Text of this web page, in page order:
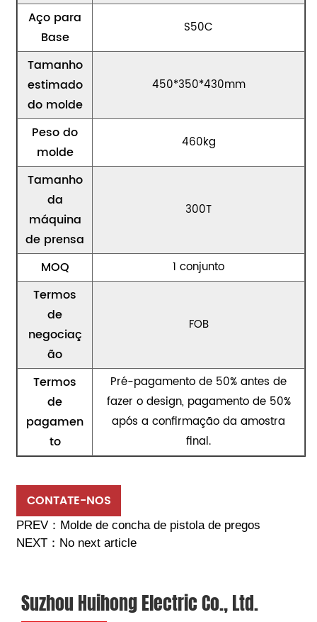
Aço para
Base
S50C
Tamanho
estimado
do molde
450*350*430mm
Peso do
molde
460kg
Tamanho
da
máquina
de prensa
300T
MOQ 1 conjunto
Termos
de
negociaç
ão
FOB
Termos
de
pagamen
to
Pré-pagamento de 50% antes de
fazer o design, pagamento de 50%
após a confirmação da amostra
final.
CONTATE-NOS
PREV： Molde de concha de pistola de pregos
NEXT： No next article
Suzhou Huihong Electric Co., Ltd.